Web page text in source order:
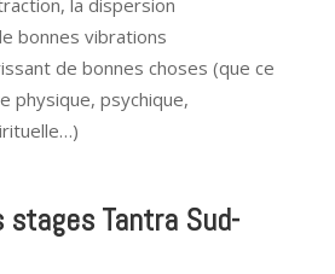
la dispersion
bonnes vibrations
de bonnes choses (que ce
physique, psychique,
Tantra Sud-